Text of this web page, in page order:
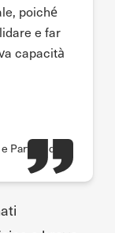
poiché
e far
capacità
Partner di